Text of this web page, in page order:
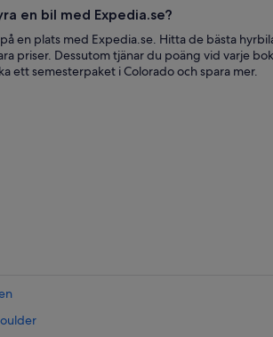
en bil med Expedia.se?
en plats med Expedia.se. Hitta de bästa
priser. Dessutom tjänar du poäng vid varje
ett semesterpaket i Colorado och spara mer.